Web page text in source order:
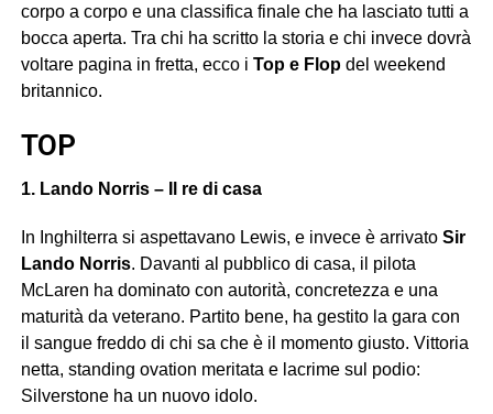
corpo a corpo e una classifica finale che ha lasciato tutti a
bocca aperta. Tra chi ha scritto la storia e chi invece dovrà
voltare pagina in fretta, ecco i Top e Flopdel weekend
britannico.
TOP
1. Lando Norris – Il re di casa
In Inghilterra si aspettavano Lewis, e invece è arrivato Sir
Lando Norris. Davanti al pubblico di casa, il pilota
McLaren ha dominato con autorità, concretezza e una
maturità da veterano. Partito bene, ha gestito la gara con
il sangue freddo di chi sa che è il momento giusto. Vittoria
netta, standing ovation meritata e lacrime sul podio:
Silverstone ha un nuovo idolo.